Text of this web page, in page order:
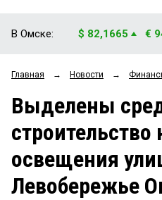
ОБЩЕСТВО
ЗАКОН
НОВОСТИ КОМПАНИЙ
ПРОИСШЕСТВИЯ
В Омске: $ 82,1665 €
Главная → Новости →
Выделены
освещения
Левобережье